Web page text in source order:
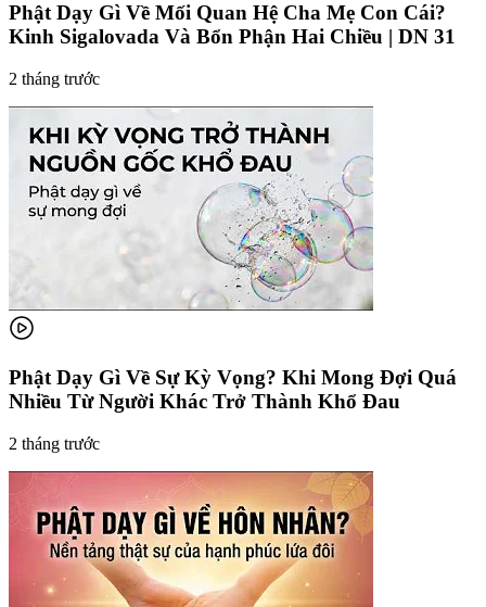
Phật Dạy Gì Về Mối Quan Hệ Cha Mẹ Con Cái?
Kinh Sigalovada Và Bổn Phận Hai Chiều | DN 31
2 tháng trước
Phật Dạy Gì Về Sự Kỳ Vọng? Khi Mong Đợi Quá
Nhiều Từ Người Khác Trở Thành Khổ Đau
2 tháng trước